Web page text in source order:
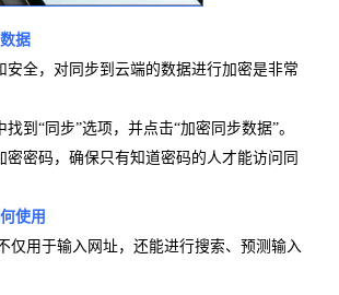
据
安全，对同步到云端的数据进行加密是非常
到“同步”选项，并点击“加密同步数据”。
密密码，确保只有知道密码的人才能访问同
使用
仅用于输入网址，还能进行搜索、预测输入